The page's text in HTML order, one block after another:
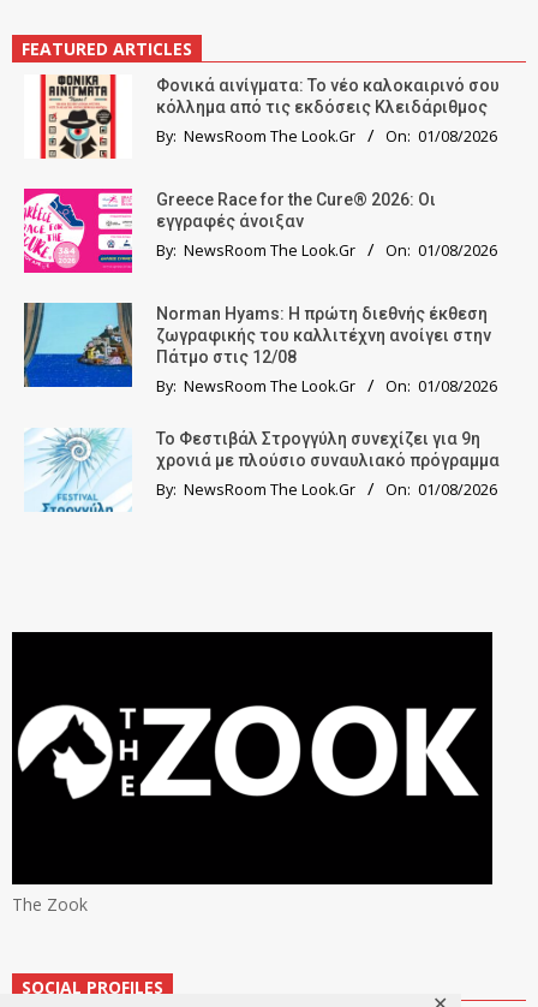
FEATURED ARTICLES
Φονικά αινίγματα: Το νέο καλοκαιρινό σου
κόλλημα από τις εκδόσεις Κλειδάριθμος
By: NewsRoom The Look.Gr On: 01/08/2026
Greece Race for the Cure® 2026: Οι
εγγραφές άνοιξαν
By: NewsRoom The Look.Gr On: 01/08/2026
Norman Hyams: Η πρώτη διεθνής έκθεση
ζωγραφικής του καλλιτέχνη ανοίγει στην
Πάτμο στις 12/08
By: NewsRoom The Look.Gr On: 01/08/2026
Το Φεστιβάλ Στρογγύλη συνεχίζει για 9η
χρονιά με πλούσιο συναυλιακό πρόγραμμα
By: NewsRoom The Look.Gr On: 01/08/2026
The Zook
SOCIAL PROFILES